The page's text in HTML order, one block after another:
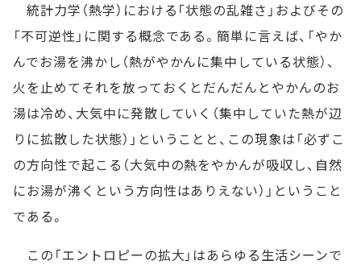
統計力学（熱学）における「状態の乱雑さ」およびその
「不可逆性」に関する概念である。簡単に言えば、「やか
んでお湯を沸かし（熱がやかんに集中している状態）、
火を止めてそれを放っておくとだんだんとやかんのお
湯は冷め、大気中に発散していく（集中していた熱が辺
りに拡散した状態）」ということと、この現象は「必ずこ
の方向性で起こる（大気中の熱をやかんが吸収し、自然
にお湯が沸くという方向性はありえない）」ということ
である。
この「エントロピーの拡大」はあらゆる生活シーンで